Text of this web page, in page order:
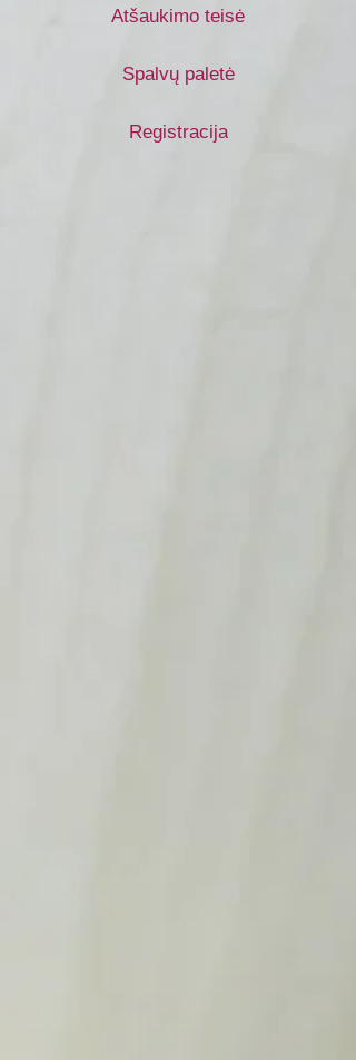
Atšaukimo teisė
Spalvų paletė
Registracija